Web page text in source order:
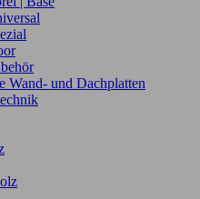
Wand- und Dachplatten